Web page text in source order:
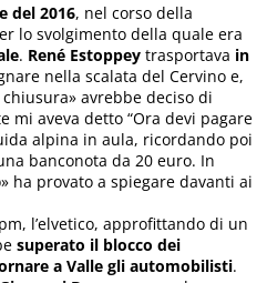
del 2016, nel corso della
lo svolgimento della quale era
. René Estoppey trasportava in
nella scalata del Cervino e,
avrebbe deciso di
mi aveva detto “Ora devi pagare
alpina in aula, ricordando poi
banconota da 20 euro. In
ha provato a spiegare davanti ai
l’elvetico, approfittando di un
superato il blocco dei
a Valle gli automobilisti.